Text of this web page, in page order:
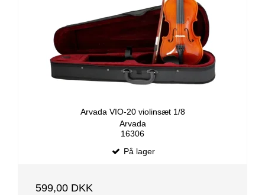
Arvada VIO-20 violinsæt 1/8
Arvada
16306
På lager
599,00 DKK